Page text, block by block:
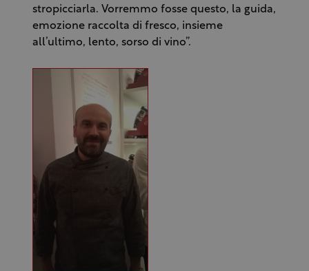
stropicciarla. Vorremmo fosse questo, la guida,
emozione raccolta di fresco, insieme
all’ultimo, lento, sorso di vino”.